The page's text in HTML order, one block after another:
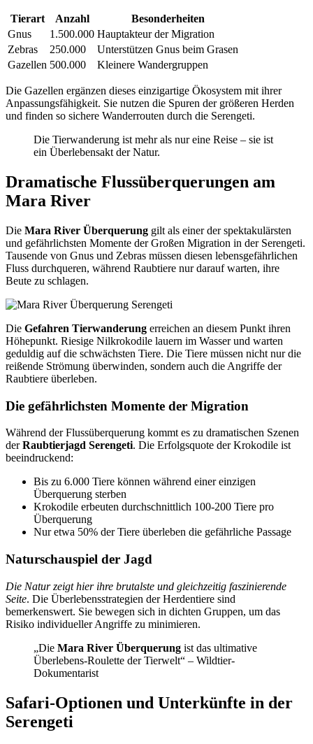
Tierart Anzahl
Besonderheiten
Gnus
1.500.000 Hauptakteur der Migration
Zebras
250.000
Unterstützen Gnus beim Grasen
Gazellen 500.000 Kleinere Wandergruppen
Die Gazellen ergänzen dieses einzigartige Ökosystem mit ihrer
Anpassungsfähigkeit. Sie nutzen die Spuren der größeren Herden
und finden so sichere Wanderrouten durch die Serengeti.
Die Tierwanderung ist mehr als nur eine Reise – sie ist
ein Überlebensakt der Natur.
Dramatische Flussüberquerungen am
Mara River
Die Mara River Überquerung gilt als einer der spektakulärsten
und gefährlichsten Momente der Großen Migration in der Serengeti.
Tausende von Gnus und Zebras müssen diesen lebensgefährlichen
Fluss durchqueren, während Raubtiere nur darauf warten, ihre
Beute zu schlagen.
Die Gefahren Tierwanderung erreichen an diesem Punkt ihren
Höhepunkt. Riesige Nilkrokodile lauern im Wasser und warten
geduldig auf die schwächsten Tiere. Die Tiere müssen nicht nur die
reißende Strömung überwinden, sondern auch die Angriffe der
Raubtiere überleben.
Die gefährlichsten Momente der Migration
Während der Flussüberquerung kommt es zu dramatischen Szenen
derRaubtierjagd Serengeti. Die Erfolgsquote der Krokodile ist
beeindruckend:
Bis zu 6.000 Tiere können während einer einzigen
Überquerung sterben
Krokodile erbeuten durchschnittlich 100-200 Tiere pro
Überquerung
Nur etwa 50% der Tiere überleben die gefährliche Passage
Naturschauspiel der Jagd
Die Natur zeigt hier ihre brutalste und gleichzeitig faszinierende
Seite. Die Überlebensstrategien der Herdentiere sind
bemerkenswert. Sie bewegen sich in dichten Gruppen, um das
Risiko individueller Angriffe zu minimieren.
„Die Mara River Überquerung ist das ultimative
Überlebens-Roulette der Tierwelt“ – Wildtier-
Dokumentarist
Safari-Optionen und Unterkünfte in der
Serengeti